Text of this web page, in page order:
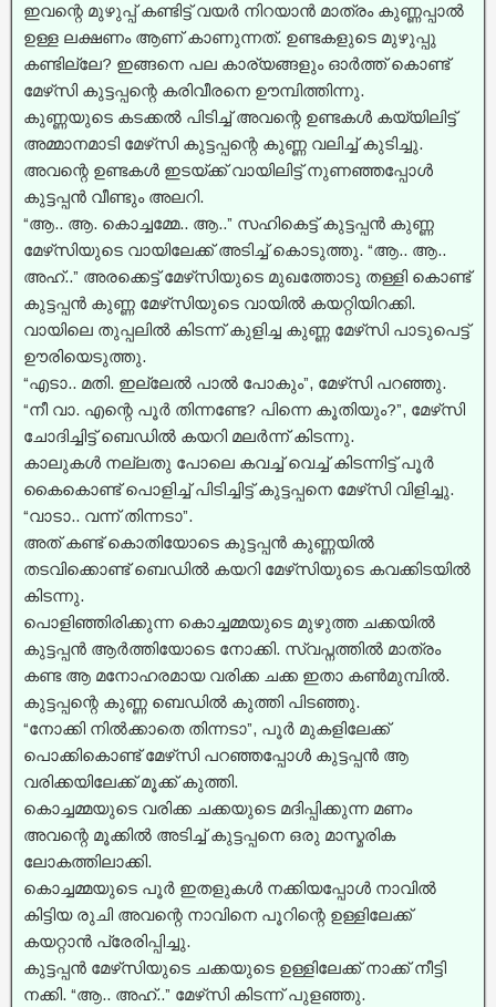
ഇവന്റെ മുഴുപ്പ് കണ്ടിട്ട് വയർ നിറയാൻ മാത്രം കുണ്ണപ്പാൽ
ഉള്ള ലക്ഷണം ആണ് കാണുന്നത്. ഉണ്ടകളുടെ മുഴുപ്പു
കണ്ടില്ലേ? ഇങ്ങനെ പല കാര്യങ്ങളും ഓർത്ത് കൊണ്ട്
മേഴ്‌സി കുട്ടപ്പന്റെ കരിവീരനെ ഊമ്പിത്തിന്നു.
കുണ്ണയുടെ കടക്കൽ പിടിച്ച്‌ അവന്റെ ഉണ്ടകൾ കയ്യിലിട്ട്
അമ്മാനമാടി മേഴ്‌സി കുട്ടപ്പന്റെ കുണ്ണ വലിച്ച്‌ കുടിച്ചു.
അവന്റെ ഉണ്ടകൾ ഇടയ്ക്ക് വായിലിട്ട് നുണഞ്ഞപ്പോൾ
കുട്ടപ്പൻ വീണ്ടും അലറി.
“ആ.. ആ. കൊച്ചമ്മേ.. ആ..” സഹികെട്ട് കുട്ടപ്പൻ കുണ്ണ
മേഴ്‌സിയുടെ വായിലേക്ക് അടിച്ച്‌ കൊടുത്തു. “ആ.. ആ..
അഹ്..” അരക്കെട്ട് മേഴ്‌സിയുടെ മുഖത്തോടു തള്ളി കൊണ്ട്
കുട്ടപ്പൻ കുണ്ണ മേഴ്‌സിയുടെ വായിൽ കയറ്റിയിറക്കി.
വായിലെ തുപ്പലിൽ കിടന്ന് കുളിച്ച കുണ്ണ മേഴ്‌സി പാടുപെട്ട്
ഊരിയെടുത്തു.
“എടാ.. മതി. ഇല്ലേൽ പാൽ പോകും”, മേഴ്‌സി പറഞ്ഞു.
“നീ വാ. എന്റെ പൂർ തിന്നണ്ടേ? പിന്നെ കൂതിയും?”, മേഴ്‌സി
ചോദിച്ചിട്ട് ബെഡിൽ കയറി മലർന്ന് കിടന്നു.
കാലുകൾ നല്ലതു പോലെ കവച്ച്‌ വെച്ച് കിടന്നിട്ട് പൂർ
കൈകൊണ്ട് പൊളിച്ച്‌ പിടിച്ചിട്ട് കുട്ടപ്പനെ മേഴ്‌സി വിളിച്ചു.
“വാടാ.. വന്ന് തിന്നടാ”.
അത് കണ്ട് കൊതിയോടെ കുട്ടപ്പൻ കുണ്ണയിൽ
തടവിക്കൊണ്ട് ബെഡിൽ കയറി മേഴ്‌സിയുടെ കവക്കിടയിൽ
കിടന്നു.
പൊളിഞ്ഞിരിക്കുന്ന കൊച്ചമ്മയുടെ മുഴുത്ത ചക്കയിൽ
കുട്ടപ്പൻ ആർത്തിയോടെ നോക്കി. സ്വപ്നത്തിൽ മാത്രം
കണ്ട ആ മനോഹരമായ വരിക്ക ചക്ക ഇതാ കൺമുമ്പിൽ.
കുട്ടപ്പന്റെ കുണ്ണ ബെഡിൽ കുത്തി പിടഞ്ഞു.
“നോക്കി നിൽക്കാതെ തിന്നടാ”, പൂർ മുകളിലേക്ക്
പൊക്കികൊണ്ട് മേഴ്‌സി പറഞ്ഞപ്പോൾ കുട്ടപ്പൻ ആ
വരിക്കയിലേക്ക് മൂക്ക് കുത്തി.
കൊച്ചമ്മയുടെ വരിക്ക ചക്കയുടെ മദിപ്പിക്കുന്ന മണം
അവന്റെ മൂക്കിൽ അടിച്ച്‌ കുട്ടപ്പനെ ഒരു മാസ്മരിക
ലോകത്തിലാക്കി.
കൊച്ചമ്മയുടെ പൂർ ഇതളുകൾ നക്കിയപ്പോൾ നാവിൽ
കിട്ടിയ രുചി അവന്റെ നാവിനെ പൂറിന്റെ ഉള്ളിലേക്ക്
കയറ്റാൻ പ്രേരിപ്പിച്ചു.
കുട്ടപ്പൻ മേഴ്‌സിയുടെ ചക്കയുടെ ഉള്ളിലേക്ക് നാക്ക് നീട്ടി
നക്കി. “ആ.. അഹ്..” മേഴ്‌സി കിടന്ന് പുളഞ്ഞു.